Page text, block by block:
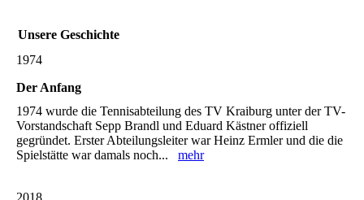
Unsere Geschichte
1974
Der Anfang
1974 wurde die Tennisabteilung des TV Kraiburg unter der TV-
Vorstandschaft Sepp Brandl und Eduard Kästner offiziell
gegründet. Erster Abteilungsleiter war Heinz Ermler und die die
Spielstätte war damals noch... mehr
2018